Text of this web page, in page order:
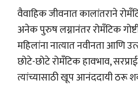
वैवाहिक जीवनात कालांतराने
अनेक पुरुष लग्नानंतर रोमँटिक
महिलांना नात्यात नवीनता आणि
छोटे-छोटे रोमँटिक हावभाव,
त्यांच्यासाठी खूप आनंददायी ठरू